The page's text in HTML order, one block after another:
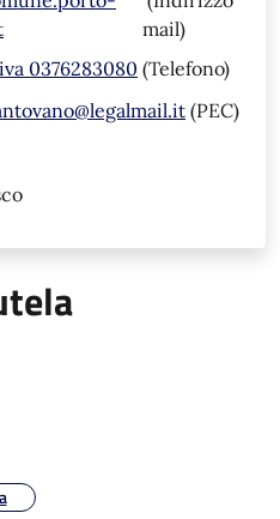
mail)
0376283080 (Telefono)
(PEC)